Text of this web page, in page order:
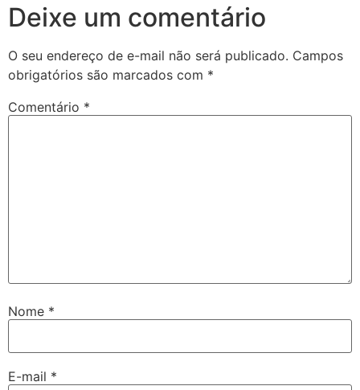
Deixe um comentário
O seu endereço de e-mail não será publicado. Campos
obrigatórios são marcados com *
Comentário *
Nome *
E-mail *